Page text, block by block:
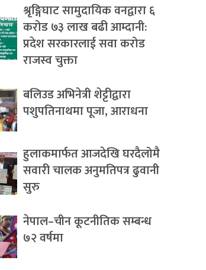
श्रृङ्गिघाट सामुदायिक वनद्वारा ६
करोड ७३ लाख बढी आम्दानी:
प्रदेश सरकारलाई सवा करोड
राजस्व चुक्ता
बलिउड अभिनेत्री शेट्टीद्वारा
पशुपतिनाथमा पूजा, आराधना
हुलाकमार्फत आजदेखि घरदैलोमै
सवारी चालक अनुमतिपत्र ढुवानी
सुरु
नेपाल–चीन कूटनीतिक सम्बन्ध
७२ वर्षमा